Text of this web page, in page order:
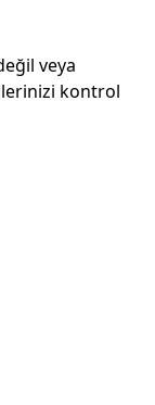
veya
kontrol